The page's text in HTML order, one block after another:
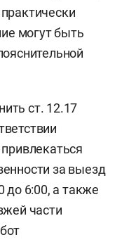
могут быть
ст. 12.17
за выезд
до 6:00, а также
части